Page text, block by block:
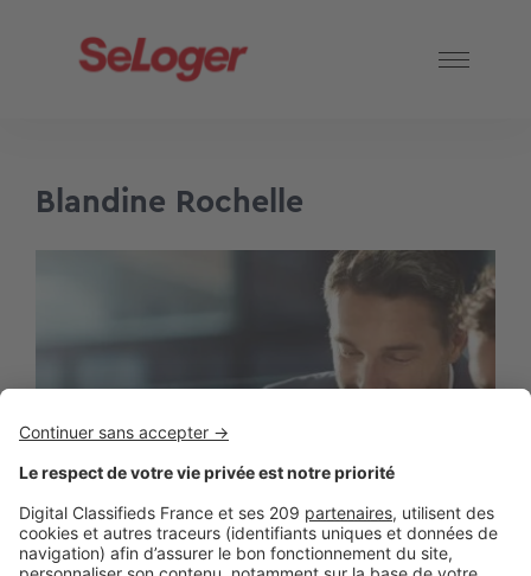
Blandine Rochelle
BUSINESS